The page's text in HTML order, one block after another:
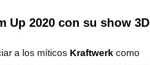
Up 2020 con su show 3D
a los míticos Kraftwerk como